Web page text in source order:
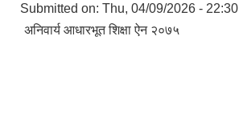
Submitted on: Thu, 04/09/2026 - 22:30
अनिवार्य आधारभूत शिक्षा ऐन २०७५